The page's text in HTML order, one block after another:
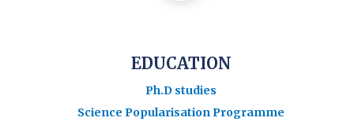
EDUCATION
Ph.D studies
Science Popularisation Programme